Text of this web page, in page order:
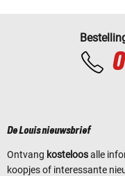
De Louis nieuwsbrief
Ontvang kosteloosalle
koopjes of interessante